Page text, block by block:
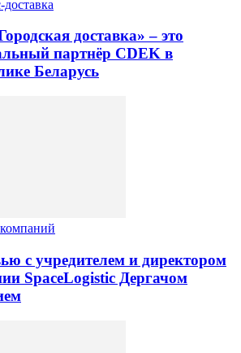
доставка» – это
партнёр CDEK в
Беларусь
с учредителем и директором
SpaceLogistic Дергачом